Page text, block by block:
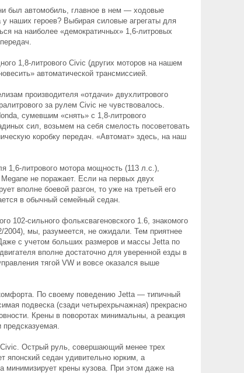
был автомобиль, главное в нем — ходовые
у наших героев? Выбирая силовые агрегаты для
на наиболее «демократичных» 1,6-литровых
1,8-литрового Civic (других моторов на нашем
автоматической трансмиссией.
производителя «отдачи» двухлитрового
за рулем Civic не чувствовалось.
сумевшим «снять» с 1,8-литрового
сил, возьмем на себя смелость посоветовать
коробку передач. «Автомат» здесь, на наш
1,6-литрового мотора мощность (113 л.с.),
не поражает. Если на первых двух
вполне боевой разгон, то уже на третьей его
в обычный семейный седан.
102-сильного фольксвагеновского 1.6, знакомого
мы, разумеется, не ожидали. Тем приятнее
с учетом больших размеров и массы Jetta по
вполне достаточно для уверенной езды в
тягой VW и вовсе оказался выше
По своему поведению Jetta — типичный
подвеска (сзади четырехрычажная) прекрасно
Крены в поворотах минимальны, а реакция
предсказуемая.
Острый руль, совершающий менее трех
японский седан удивительно юрким, а
минимизирует крены кузова. При этом даже на